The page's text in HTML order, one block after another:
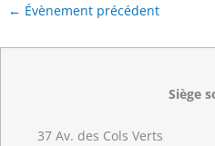
← Évènement précédent
Siège
37 Av. des Cols Verts